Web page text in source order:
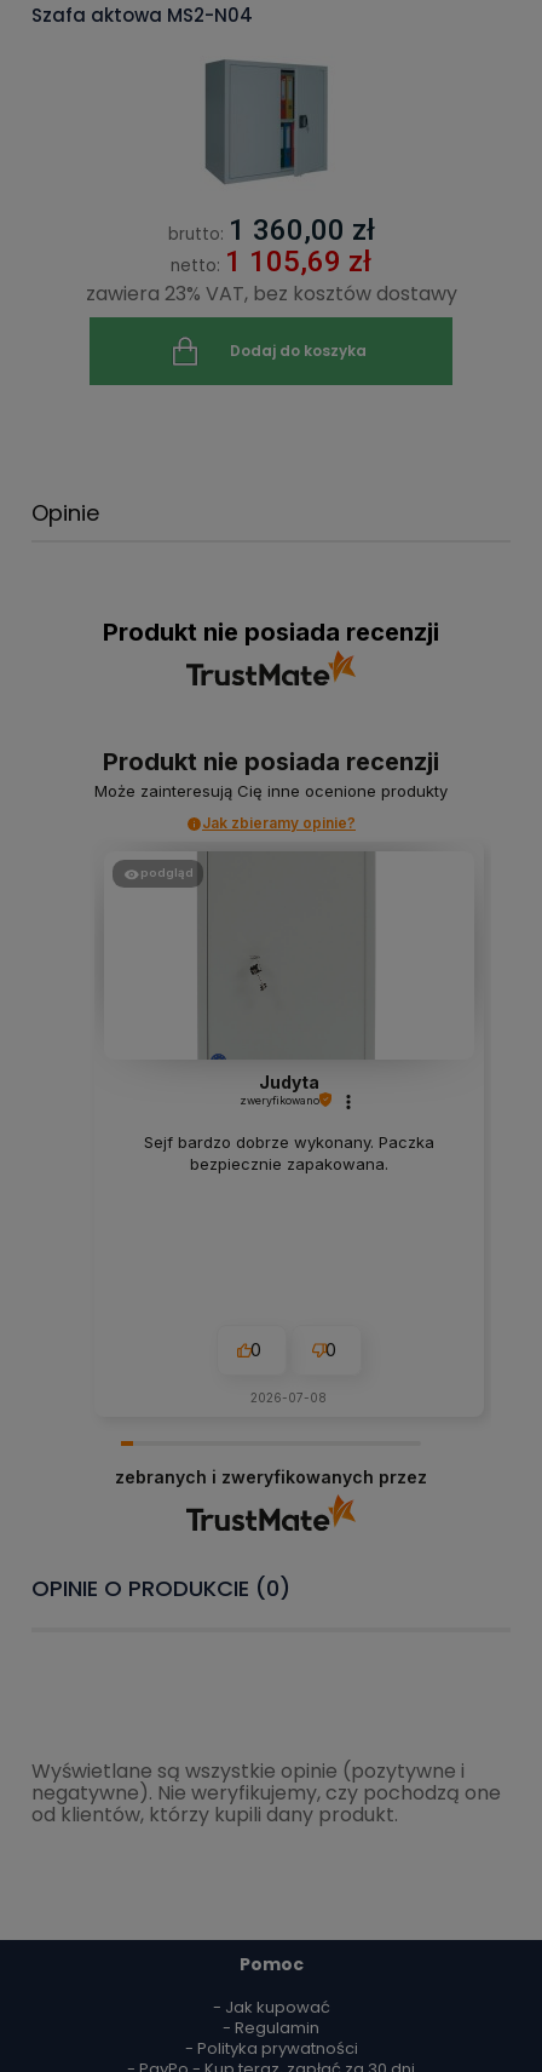
Szafa aktowa MS2-N04
brutto: 1 360,00 zł
netto: 1 105,69 zł
zawiera 23% VAT, bez kosztów dostawy
Dodaj do koszyka
Opinie
Produkt nie posiada recenzji
Produkt nie posiada recenzji
Może zainteresują Cię inne ocenione produkty
Jak zbieramy opinie?
podgląd
Judyta
zweryfikowano
Sejf bardzo dobrze wykonany. Paczka
bezpiecznie zapakowana.
0 0
2026-07-08
zebranych i zweryfikowanych przez
OPINIE O PRODUKCIE (0)
Wyświetlane są wszystkie opinie (pozytywne i
negatywne). Nie weryfikujemy, czy pochodzą one
od klientów, którzy kupili dany produkt.
Pomoc
- Jak kupować
- Regulamin
- Polityka prywatności